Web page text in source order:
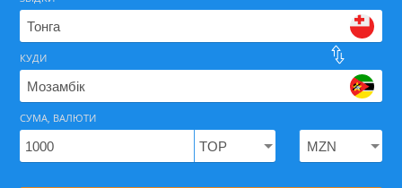
Знайдіть найкращий спосіб як відправити гроші з
КУДИ
СУМА, ВАЛЮТИ